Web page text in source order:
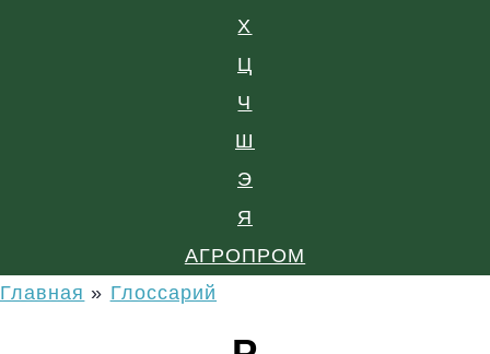
Х
Ц
Ч
Ш
Э
Я
АГРОПРОМ
Главная » Глоссарий